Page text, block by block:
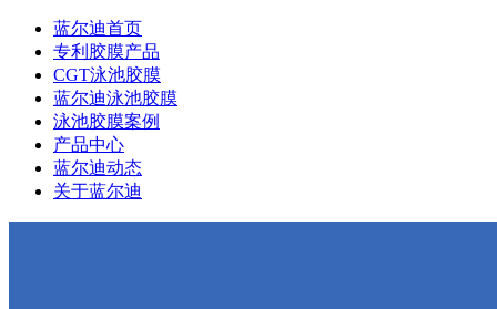
蓝尔迪首页
专利胶膜产品
CGT泳池胶膜
蓝尔迪泳池胶膜
泳池胶膜案例
产品中心
蓝尔迪动态
关于蓝尔迪